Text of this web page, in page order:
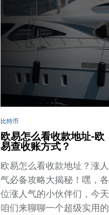
比特币
欧易怎么看收款地址-欧
易查收账方式？
欧易怎么看收款地址？涨人
气必备攻略大揭秘！嘿，各
位涨人气的小伙伴们，今天
咱们来聊聊一个超级实用的